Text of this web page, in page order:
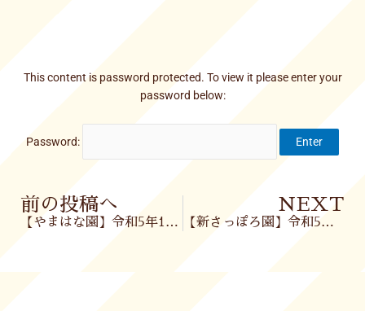
This content is password protected. To view it please enter your
password below:
Password:
Prev
前の投稿へ
【やまはな園】令和5年11月21日(火)
NEXT
【新さっぽろ園】令和5年11月21日(火)